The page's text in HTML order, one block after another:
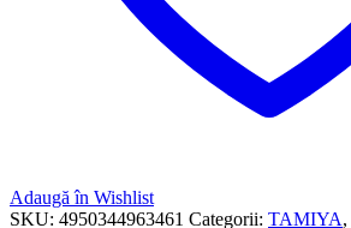
Adaugă în Wishlist
SKU: 4950344963461 Categorii: TAMIYA,